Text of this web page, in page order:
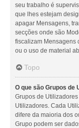
seu trabalho é
que lhes estejam
apagar Mensagens,
secções onde são
fiscalizam Mensagens
ou o uso de material
Topo
O que são Grupos de
Grupos de
Utilizadores. Cada
difere da maioria dos
Grupo podem ser